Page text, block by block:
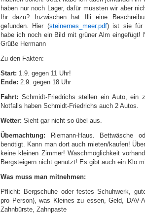
haben nur noch Lager, dafür müssten wir aber
Ihr dazu? Inzwischen hat Illi eine
gefunden. Hier (steinernes_meer.pdf) ist sie für
habe ich noch ein Bild mit grüner Alm eingefügt!
Grüße Hermann
Zu den Fakten:
Start: 1.9. gegen 11 Uhr!
Ende: 2.9. gegen 18 Uhr
Fahrt: Schmidt-Friedrichs stellen ein Auto, ein
Notfalls haben Schmidt-Friedrichs auch 2 Autos.
Wetter: Sieht gar nicht so übel aus.
Übernachtung: Riemann-Haus. Bettwäsche
benötigt. Kann man dort auch mieten/kaufen!
keine kleinen Zimmer! Waschmöglichkeit
Bergsteigern nicht genutzt! Es gibt auch ein Klo
Was muss man mitnehmen:
Pflicht: Bergschuhe oder festes Schuhwerk,
pro Person), was Kleines zu essen, Geld, DAV-
Zahnbürste, Zahnpaste